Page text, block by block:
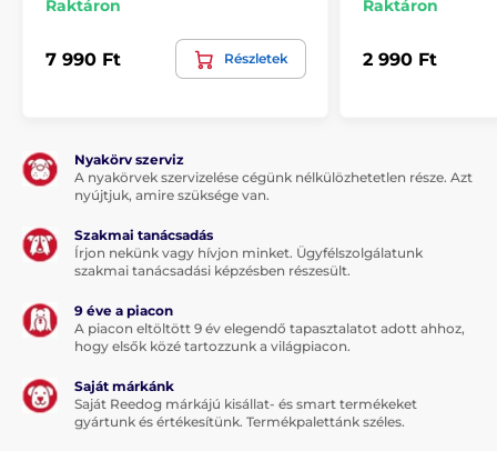
Raktáron
7 990 Ft Részletek
Raktáron
2 990 Ft
Nyakörv szerviz
A nyakörvek szervizelése cégünk nélkülözhetetlen része. Azt
nyújtjuk, amire szüksége van.
Szakmai tanácsadás
Írjon nekünk vagy hívjon minket. Ügyfélszolgálatunk
szakmai tanácsadási képzésben részesült.
9 éve a piacon
A piacon eltöltött 9 év elegendő tapasztalatot adott ahhoz,
hogy elsők közé tartozzunk a világpiacon.
Saját márkánk
Saját Reedog márkájú kisállat- és smart termékeket
gyártunk és értékesítünk. Termékpalettánk széles.